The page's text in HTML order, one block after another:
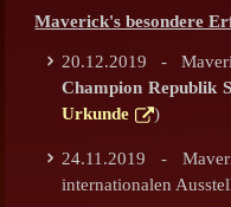
Maverick's besondere
20.12.2019 -
Champion Republik
Urkunde
)
24.11.2019 -
internationalen